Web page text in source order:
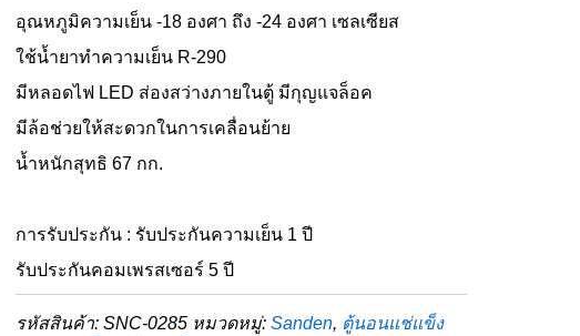
อุณหภูมิความเย็น -18 องศา ถึง -24 องศา เซลเซียส
ใช้น้ำยาทำความเย็น R-290
มีหลอดไฟ LED ส่องสว่างภายในตู้ มีกุญแจล็อค
มีล้อช่วยให้สะดวกในการเคลื่อนย้าย
น้ำหนักสุทธิ 67 กก.
การรับประกัน : รับประกันความเย็น 1 ปี
รับประกันคอมเพรสเซอร์ 5 ปี
รหัสสินค้า:SNC-0285 หมวดหมู่:Sanden, ตู้นอนแช่แข็ง